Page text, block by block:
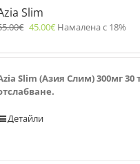
Slim
€ 45.00€ Намалена с 18%
Slim (Азия Слим) 300мг 30
Детайли